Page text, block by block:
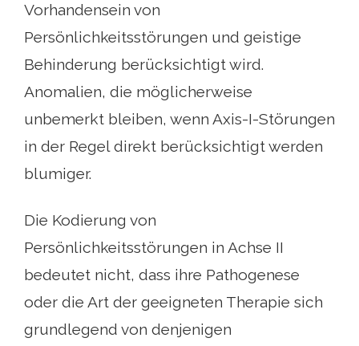
Vorhandensein von
Persönlichkeitsstörungen und geistige
Behinderung berücksichtigt wird.
Anomalien, die möglicherweise
unbemerkt bleiben, wenn Axis-I-Störungen
in der Regel direkt berücksichtigt werden
blumiger.
Die Kodierung von
Persönlichkeitsstörungen in Achse II
bedeutet nicht, dass ihre Pathogenese
oder die Art der geeigneten Therapie sich
grundlegend von denjenigen